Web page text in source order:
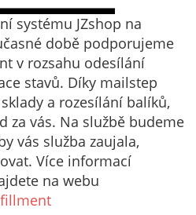
systému JZshop na
době podporujeme
v rozsahu odesílání
stavů. Díky mailstep
a rozesílání balíků,
za vás. Na službě budeme
vás služba zaujala,
Více informací
na webu